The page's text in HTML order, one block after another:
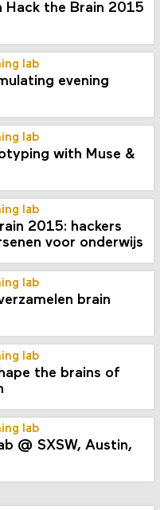
Hack the Brain 2015
lab
evening
lab
with Muse &
lab
2015: hackers
voor onderwijs
lab
brain
lab
the brains of
lab
@ SXSW, Austin,